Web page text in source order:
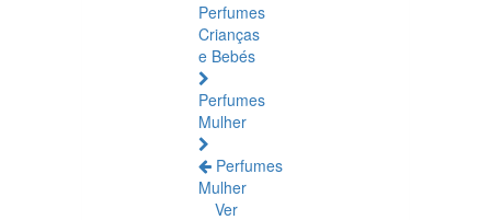
Perfumes
Crianças
e Bebés
Perfumes
Mulher
Perfumes
Mulher
Ver